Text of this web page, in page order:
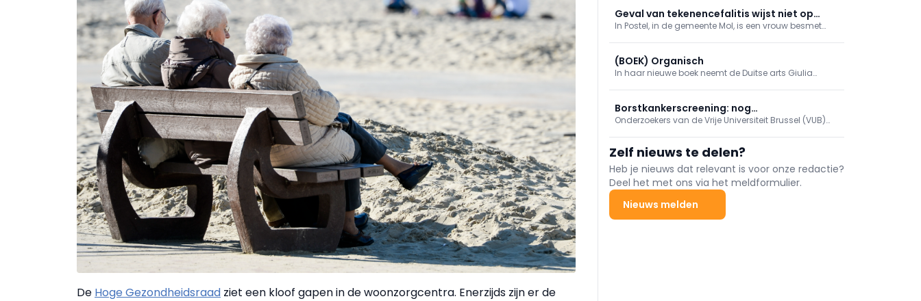
De Hoge Gezondheidsraad ziet een kloof gapen in de woonzorgcentra. Enerzijds zijn er de
Hiermee blijft de oversterfte aanhouden, hoewel
beperkter dan tijdens de hittegolf eind juni.
Geval van tekenencefalitis wijst niet op
opmars
In Postel, in de gemeente Mol, is een vrouw besmet
Zorg bevestigt het nieuws.
(BOEK) Organisch
In haar nieuwe boek neemt de Duitse arts Giulia
huid en het immuunsysteem worden op een originele
manier voorgesteld.
Borstkankerscreening: nog
betrouwbaardere simulatiemodellen
Onderzoekers van de Vrije Universiteit Brussel (VUB)
grondslag liggen aan programma’s voor
borstkankerscreening.
Zelf nieuws te delen?
Heb je nieuws dat relevant is voor onze redactie?
Deel het met ons via het meldformulier.
Nieuws melden